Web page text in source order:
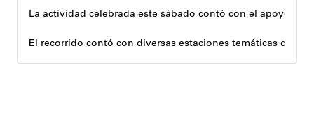
La actividad celebrada este sábado contó con el apoyo
El recorrido contó con diversas estaciones temáticas